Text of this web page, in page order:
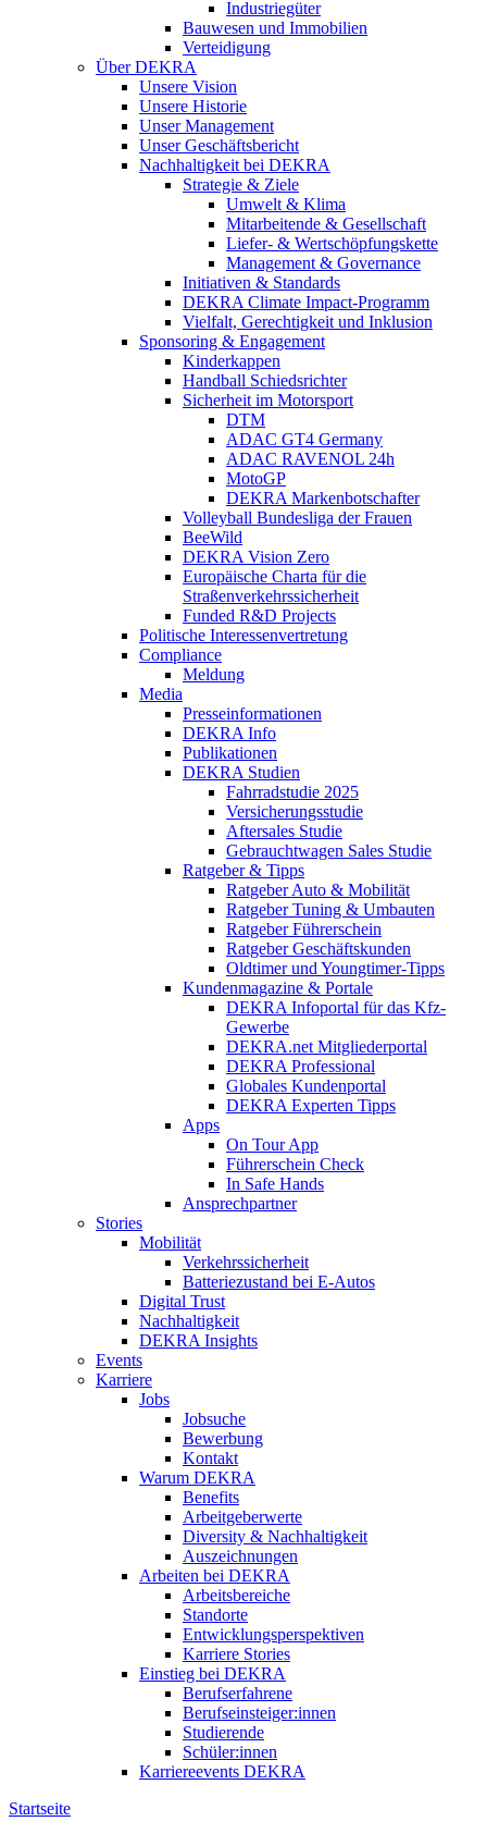
Industriegüter
Bauwesen und Immobilien
Verteidigung
Über DEKRA
Unsere Vision
Unsere Historie
Unser Management
Unser Geschäftsbericht
Nachhaltigkeit bei DEKRA
Strategie & Ziele
Umwelt & Klima
Mitarbeitende & Gesellschaft
Liefer- & Wertschöpfungskette
Management & Governance
Initiativen & Standards
DEKRA Climate Impact-Programm
Vielfalt, Gerechtigkeit und Inklusion​
Sponsoring & Engagement
Kinderkappen
Handball Schiedsrichter
Sicherheit im Motorsport
DTM
ADAC GT4 Germany
ADAC RAVENOL 24h
MotoGP
DEKRA Markenbotschafter
Volleyball Bundesliga der Frauen
BeeWild
DEKRA Vision Zero
Europäische Charta für die
Straßenverkehrssicherheit
Funded R&D Projects
Politische Interessenvertretung
Compliance
Meldung
Media
Presseinformationen
DEKRA Info
Publikationen
DEKRA Studien
Fahrradstudie 2025
Versicherungsstudie
Aftersales Studie
Gebrauchtwagen Sales Studie
Ratgeber & Tipps
Ratgeber Auto & Mobilität
Ratgeber Tuning & Umbauten
Ratgeber Führerschein
Ratgeber Geschäftskunden
Oldtimer und Youngtimer-Tipps
Kundenmagazine & Portale
DEKRA Infoportal für das Kfz-
Gewerbe
DEKRA.net Mitgliederportal
DEKRA Professional
Globales Kundenportal
DEKRA Experten Tipps
Apps
On Tour App
Führerschein Check
In Safe Hands
Ansprechpartner
Stories
Mobilität
Verkehrssicherheit
Batteriezustand bei E-Autos
Digital Trust
Nachhaltigkeit
DEKRA Insights
Events
Karriere
Jobs
Jobsuche
Bewerbung
Kontakt
Warum DEKRA
Benefits
Arbeitgeberwerte
Diversity & Nachhaltigkeit
Auszeichnungen
Arbeiten bei DEKRA
Arbeitsbereiche
Standorte
Entwicklungsperspektiven
Karriere Stories
Einstieg bei DEKRA
Berufserfahrene
Berufseinsteiger:innen
Studierende
Schüler:innen
Karriereevents DEKRA
Startseite